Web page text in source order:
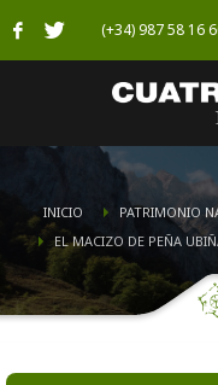
(+34) 987 58 16
INICIO PATRIMONIO
EL MACIZO DE PEÑA